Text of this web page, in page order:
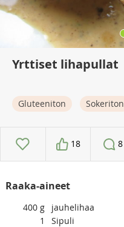
Yrttiset lihapullat
Gluteeniton Sokeriton
18 8
Raaka-aineet
400 g
jauhelihaa
1
Sipuli